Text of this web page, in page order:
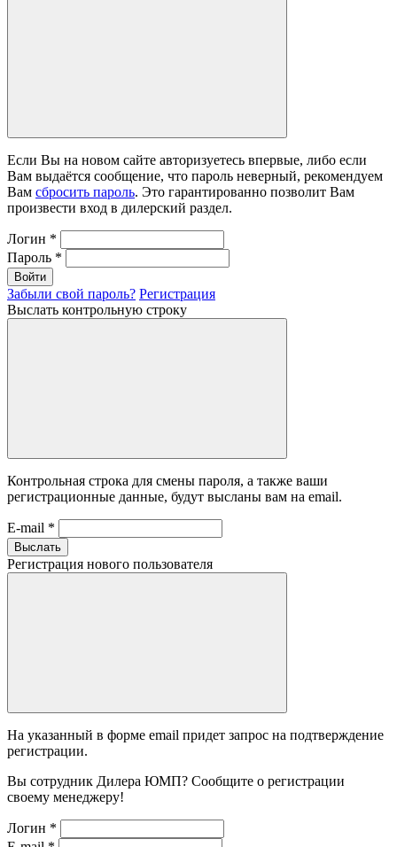
Если Вы на новом сайте авторизуетесь впервые, либо если
Вам выдаётся сообщение, что пароль неверный, рекомендуем
Вам сбросить пароль. Это гарантированно позволит Вам
произвести вход в дилерский раздел.
Логин *
Пароль *
Войти
Забыли свой пароль? Регистрация
Выслать контрольную строку
Контрольная строка для смены пароля, а также ваши
регистрационные данные, будут высланы вам на email.
E-mail *
Выслать
Регистрация нового пользователя
На указанный в форме email придет запрос на подтверждение
регистрации.
Вы сотрудник Дилера ЮМП? Сообщите о регистрации
своему менеджеру!
Логин *